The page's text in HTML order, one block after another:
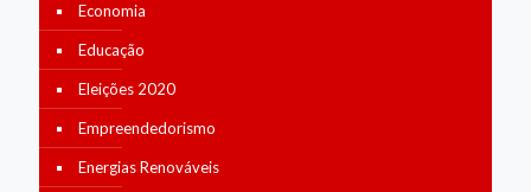
Economia
Educação
Eleições 2020
Empreendedorismo
Energias Renováveis